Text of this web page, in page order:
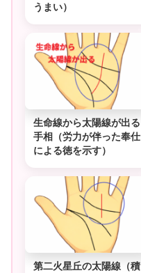
うまい）
生命線から太陽線が出る
手相（労力が伴った奉仕
による徳を示す）
第二火星丘の太陽線（積